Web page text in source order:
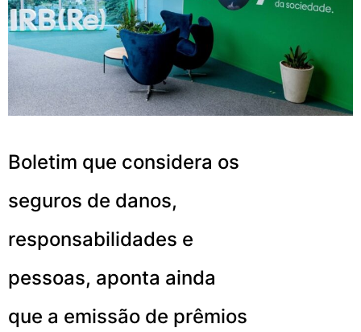
Boletim que considera os
seguros de danos,
responsabilidades e
pessoas, aponta ainda
que a emissão de prêmios